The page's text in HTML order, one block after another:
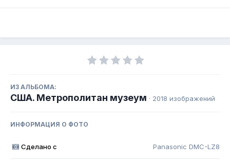
ИЗ АЛЬБОМА:
США. Метрополитан музеум · 2018 изображений
ИНФОРМАЦИЯ О ФОТО
Сделано с Panasonic DMC-LZ8